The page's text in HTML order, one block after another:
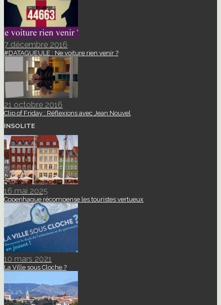
7 décembre 2016
#DATAGUEULE : Ne voiture rien venir ?
21 octobre 2016
Clip of Friday : Réflexions avec Jean Nouvel
INSOLITE
16 mai 2025
Copenhague récompense les touristes vertueux
10 mars 2021
La Ville sous Cloche ?